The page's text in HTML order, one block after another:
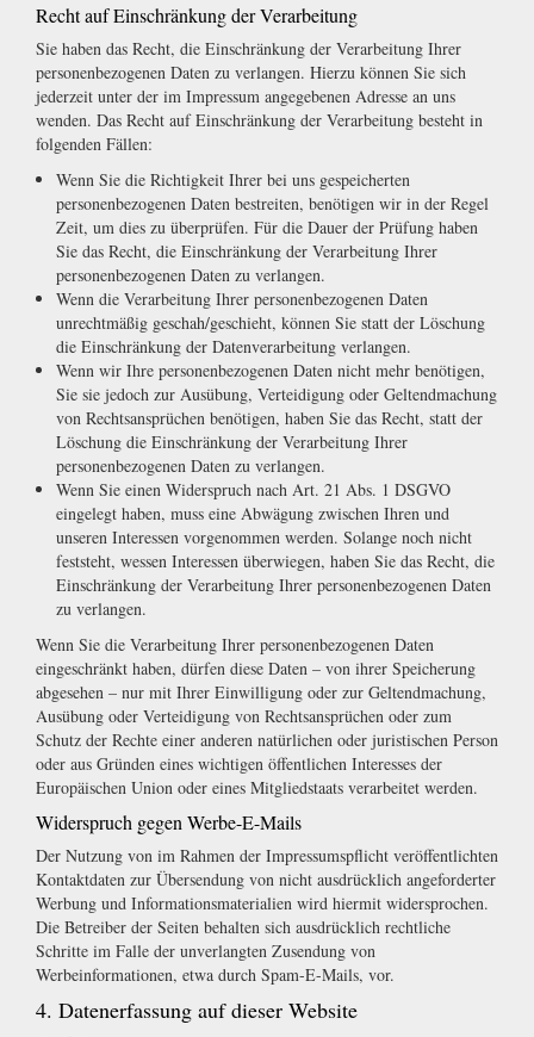
Recht auf Einschränkung der Verarbeitung
Sie haben das Recht, die Einschränkung der Verarbeitung Ihrer
personenbezogenen Daten zu verlangen. Hierzu können Sie sich
jederzeit unter der im Impressum angegebenen Adresse an uns
wenden. Das Recht auf Einschränkung der Verarbeitung besteht in
folgenden Fällen:
Wenn Sie die Richtigkeit Ihrer bei uns gespeicherten
personenbezogenen Daten bestreiten, benötigen wir in der Regel
Zeit, um dies zu überprüfen. Für die Dauer der Prüfung haben
Sie das Recht, die Einschränkung der Verarbeitung Ihrer
personenbezogenen Daten zu verlangen.
Wenn die Verarbeitung Ihrer personenbezogenen Daten
unrechtmäßig geschah/geschieht, können Sie statt der Löschung
die Einschränkung der Datenverarbeitung verlangen.
Wenn wir Ihre personenbezogenen Daten nicht mehr benötigen,
Sie sie jedoch zur Ausübung, Verteidigung oder Geltendmachung
von Rechtsansprüchen benötigen, haben Sie das Recht, statt der
Löschung die Einschränkung der Verarbeitung Ihrer
personenbezogenen Daten zu verlangen.
Wenn Sie einen Widerspruch nach Art. 21 Abs. 1 DSGVO
eingelegt haben, muss eine Abwägung zwischen Ihren und
unseren Interessen vorgenommen werden. Solange noch nicht
feststeht, wessen Interessen überwiegen, haben Sie das Recht, die
Einschränkung der Verarbeitung Ihrer personenbezogenen Daten
zu verlangen.
Wenn Sie die Verarbeitung Ihrer personenbezogenen Daten
eingeschränkt haben, dürfen diese Daten – von ihrer Speicherung
abgesehen – nur mit Ihrer Einwilligung oder zur Geltendmachung,
Ausübung oder Verteidigung von Rechtsansprüchen oder zum
Schutz der Rechte einer anderen natürlichen oder juristischen Person
oder aus Gründen eines wichtigen öffentlichen Interesses der
Europäischen Union oder eines Mitgliedstaats verarbeitet werden.
Widerspruch gegen Werbe-E-Mails
Der Nutzung von im Rahmen der Impressumspflicht veröffentlichten
Kontaktdaten zur Übersendung von nicht ausdrücklich angeforderter
Werbung und Informationsmaterialien wird hiermit widersprochen.
Die Betreiber der Seiten behalten sich ausdrücklich rechtliche
Schritte im Falle der unverlangten Zusendung von
Werbeinformationen, etwa durch Spam-E-Mails, vor.
4. Datenerfassung auf dieser Website